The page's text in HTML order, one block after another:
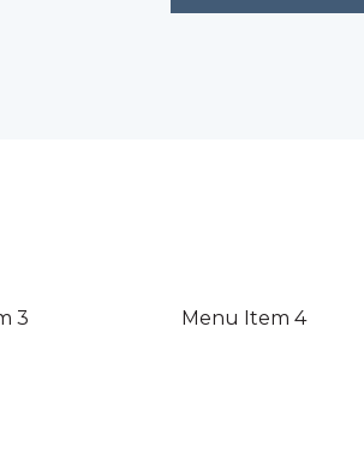
3 Menu Item 4